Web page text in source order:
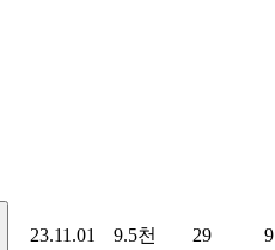
23.11.01 9.5천 29 9